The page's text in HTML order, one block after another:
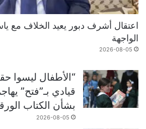
اعتقال أشرف دبور يعيد الخلاف مع
الواجهة
2026-08-05
“الأطفال ليسوا
قيادي بـ”فتح”
بشأن الكتاب
2026-08-05